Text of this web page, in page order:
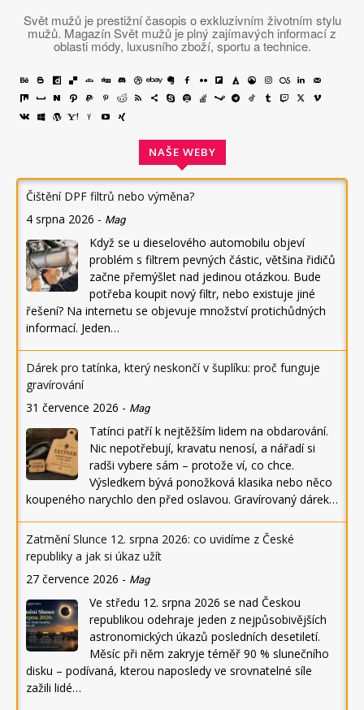
Svět mužů je prestižní časopis o exkluzivním životním stylu
mužů. Magazín Svět mužů je plný zajímavých informací z
oblasti módy, luxusního zboží, sportu a technice.
NAŠE WEBY
Čištění DPF filtrů nebo výměna?
4 srpna 2026 - Mag
Když se u dieselového automobilu objeví
problém s filtrem pevných částic, většina řidičů
začne přemýšlet nad jedinou otázkou. Bude
potřeba koupit nový filtr, nebo existuje jiné
řešení? Na internetu se objevuje množství protichůdných
informací. Jeden…
Dárek pro tatínka, který neskončí v šuplíku: proč funguje
gravírování
31 července 2026 - Mag
Tatínci patří k nejtěžším lidem na obdarování.
Nic nepotřebují, kravatu nenosí, a nářadí si
radši vybere sám – protože ví, co chce.
Výsledkem bývá ponožková klasika nebo něco
koupeného narychlo den před oslavou. Gravírovaný dárek…
Zatmění Slunce 12. srpna 2026: co uvidíme z České
republiky a jak si úkaz užít
27 července 2026 - Mag
Ve středu 12. srpna 2026 se nad Českou
republikou odehraje jeden z nejpůsobivějších
astronomických úkazů posledních desetiletí.
Měsíc při něm zakryje téměř 90 % slunečního
disku – podívaná, kterou naposledy ve srovnatelné síle
zažili lidé…